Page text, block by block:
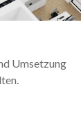
Umsetzung